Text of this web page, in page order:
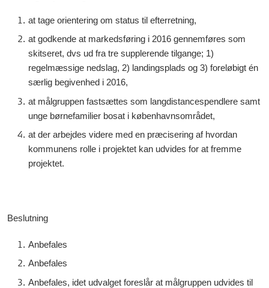
at tage orientering om status til efterretning,
at godkende at markedsføring i 2016 gennemføres som
skitseret, dvs ud fra tre supplerende tilgange; 1)
regelmæssige nedslag, 2) landingsplads og 3) foreløbigt én
særlig begivenhed i 2016,
at målgruppen fastsættes som langdistancespendlere samt
unge børnefamilier bosat i københavnsområdet,
at der arbejdes videre med en præcisering af hvordan
kommunens rolle i projektet kan udvides for at fremme
projektet.
Beslutning
Anbefales
Anbefales
Anbefales, idet udvalget foreslår at målgruppen udvides til